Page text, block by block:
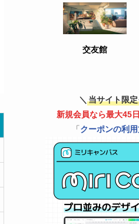
交友館
＼ 当サイト限
新規会員なら最大45
「クーポンの利